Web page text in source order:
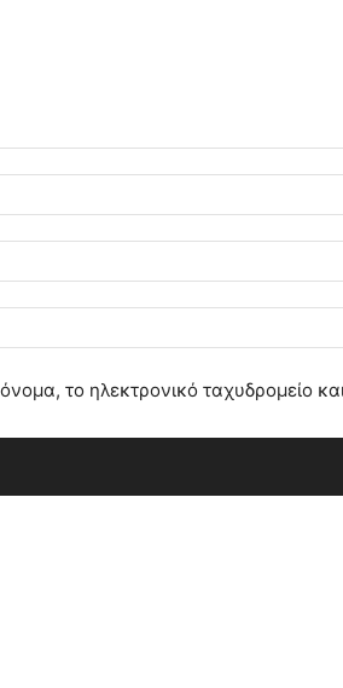
το ηλεκτρονικό ταχυδρομείο